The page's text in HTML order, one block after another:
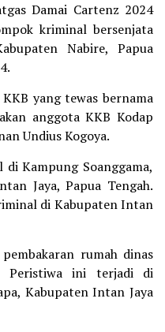
Damai Cartenz 2024
kriminal bersenjata
Nabire, Papua
yang tewas bernama
anggota KKB Kodap
Undius Kogoya.
Kampung Soanggama,
Jaya, Papua Tengah.
di Kabupaten Intan
rumah dinas
Peristiwa ini terjadi di
Kabupaten Intan Jaya